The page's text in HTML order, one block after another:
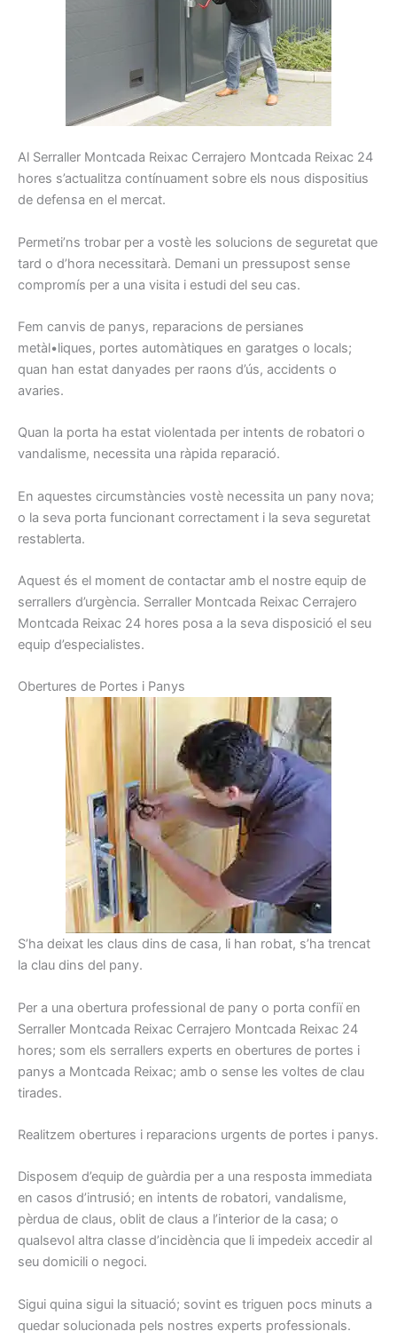
Al Serraller Montcada Reixac Cerrajero Montcada Reixac 24
hores s’actualitza contínuament sobre els nous dispositius
de defensa en el mercat.
Permeti’ns trobar per a vostè les solucions de seguretat que
tard o d’hora necessitarà. Demani un pressupost sense
compromís per a una visita i estudi del seu cas.
Fem canvis de panys, reparacions de persianes
metàl•liques, portes automàtiques en garatges o locals;
quan han estat danyades per raons d’ús, accidents o
avaries.
Quan la porta ha estat violentada per intents de robatori o
vandalisme, necessita una ràpida reparació.
En aquestes circumstàncies vostè necessita un pany nova;
o la seva porta funcionant correctament i la seva seguretat
restablerta.
Aquest és el moment de contactar amb el nostre equip de
serrallers d’urgència. Serraller Montcada Reixac Cerrajero
Montcada Reixac 24 hores posa a la seva disposició el seu
equip d’especialistes.
Obertures de Portes i Panys
S’ha deixat les claus dins de casa, li han robat, s’ha trencat
la clau dins del pany.
Per a una obertura professional de pany o porta confiï en
Serraller Montcada Reixac Cerrajero Montcada Reixac 24
hores; som els serrallers experts en obertures de portes i
panys a Montcada Reixac; amb o sense les voltes de clau
tirades.
Realitzem obertures i reparacions urgents de portes i panys.
Disposem d’equip de guàrdia per a una resposta immediata
en casos d’intrusió; en intents de robatori, vandalisme,
pèrdua de claus, oblit de claus a l’interior de la casa; o
qualsevol altra classe d’incidència que li impedeix accedir al
seu domicili o negoci.
Sigui quina sigui la situació; sovint es triguen pocs minuts a
quedar solucionada pels nostres experts professionals.